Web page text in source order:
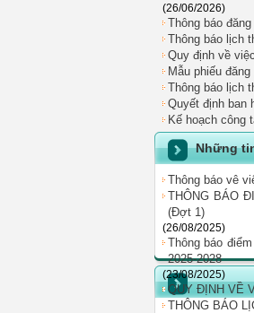
(26/06/2026)
Thông báo
Thông báo lịch
Quy định về
Mẫu phiếu
Thông báo lịch
Quyết định ban
Kế hoạch công
Những
Thông báo vê
THÔNG BÁO
(Đợt 1)
(26/08/2025)
Thông báo
2025-2028
(23/08/2025)
QUY ĐỊNH VỀ
THÔNG BÁO